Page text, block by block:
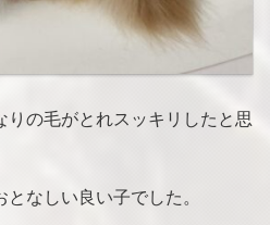
りの毛がとれスッキリしたと思
なしい良い子でした。